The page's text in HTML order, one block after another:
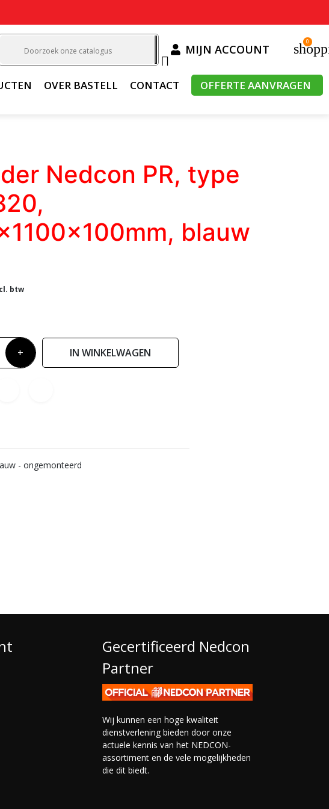

MIJN ACCOUNT
0
OVER BASTELL CONTACT OFFERTE AANVRAGEN
Nedcon PR, type
blauw
btw
+ IN WINKELWAGEN
- ongemonteerd
Gecertificeerd Nedcon
Partner
Wij kunnen een hoge kwaliteit
dienstverlening bieden door onze
actuele kennis van het NEDCON-
assortiment en de vele mogelijkheden
die dit biedt.